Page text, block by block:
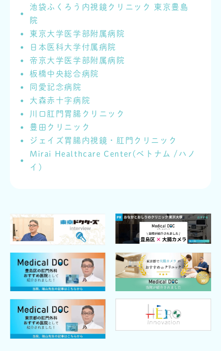
池袋ふくろう内視鏡クリニック 東京豊島
院
東京大学医学部附属病院
日本医科大学付属病院
帝京大学医学部附属病院
板橋中央総合病院
同愛記念病院
大森赤十字病院
川口肛門胃腸クリニック
豊田クリニック
ジェイズ胃腸内視鏡・肛門クリニック
Mirai Healthcare Center(ベトナム /ハノ
イ)